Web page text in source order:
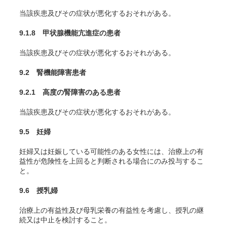
当該疾患及びその症状が悪化するおそれがある。
9.1.8 甲状腺機能亢進症の患者
当該疾患及びその症状が悪化するおそれがある。
9.2 腎機能障害患者
9.2.1 高度の腎障害のある患者
当該疾患及びその症状が悪化するおそれがある。
9.5 妊婦
妊婦又は妊娠している可能性のある女性には、治療上の有
益性が危険性を上回ると判断される場合にのみ投与するこ
と。
9.6 授乳婦
治療上の有益性及び母乳栄養の有益性を考慮し、授乳の継
続又は中止を検討すること。